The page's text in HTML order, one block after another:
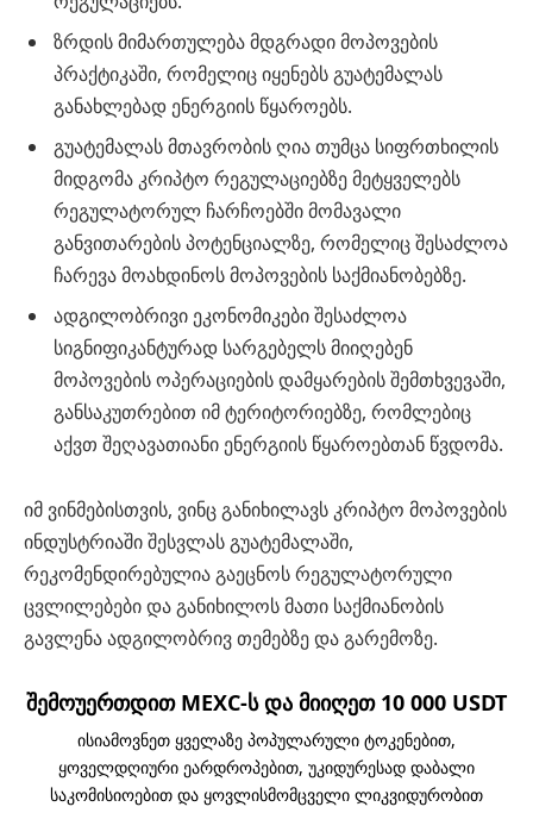
ზრდის მიმართულება მდგრადი მოპოვების
პრაქტიკაში, რომელიც იყენებს გუატემალას
განახლებად ენერგიის წყაროებს.
გუატემალას მთავრობის ღია თუმცა სიფრთხილის
მიდგომა კრიპტო რეგულაციებზე მეტყველებს
რეგულატორულ ჩარჩოებში მომავალი
განვითარების პოტენციალზე, რომელიც შესაძლოა
ჩარევა მოახდინოს მოპოვების საქმიანობებზე.
ადგილობრივი ეკონომიკები შესაძლოა
სიგნიფიკანტურად სარგებელს მიიღებენ
მოპოვების ოპერაციების დამყარების შემთხვევაში,
განსაკუთრებით იმ ტერიტორიებზე, რომლებიც
აქვთ შეღავათიანი ენერგიის წყაროებთან წვდომა.
იმ ვინმებისთვის, ვინც განიხილავს კრიპტო მოპოვების
ინდუსტრიაში შესვლას გუატემალაში,
რეკომენდირებულია გაეცნოს რეგულატორული
ცვლილებები და განიხილოს მათი საქმიანობის
გავლენა ადგილობრივ თემებზე და გარემოზე.
შემოუერთდით MEXC-ს და მიიღეთ 10 000 USDT
ისიამოვნეთ ყველაზე პოპულარული ტოკენებით,
ყოველდღიური ეარდროპებით, უკიდურესად დაბალი
საკომისიოებით და ყოვლისმომცველი ლიკვიდურობით